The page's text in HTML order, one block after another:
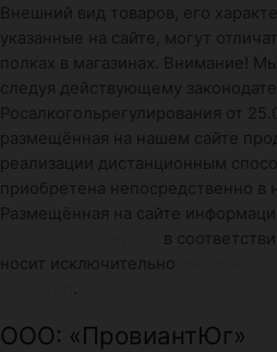
Внешний вид товаров, его
указанные на сайте, могут
полках в магазинах. Внимание!
следуя действующему
Росалкогольрегулирования от
размещённая на нашем сайте
реализации дистанционным
приобретена непосредственно в
Размещённая на сайте
в
носит исключительно
ООО: «ПровиантЮг»